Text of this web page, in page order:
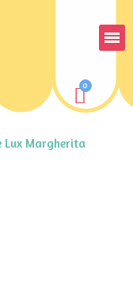
Lux Margherita